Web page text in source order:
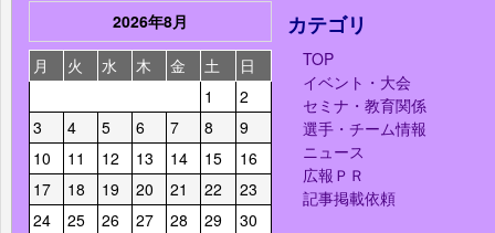
2026年8月
月
火 水 木 金 土
日
1
2
3
4 5 6 7 8
9
10
11 12 13 14 15
16
17
18 19 20 21 22
23
24
25 26 27 28 29
30
カテゴリ
TOP
イベント・大会
セミナ・教育関係
選手・チーム情報
ニュース
広報ＰＲ
記事掲載依頼